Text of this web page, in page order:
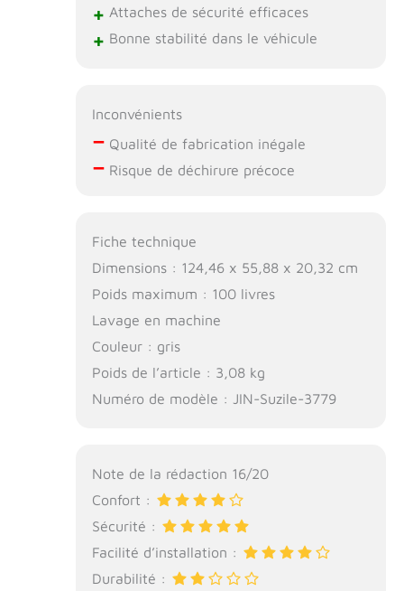
voiture pour chien
est équipé d'un
garantit que votre
animal de
s'agisse d'un long
séance de
nettoyage facile :
notre lit de voiture
amovible qui peut
être facilement
dézippée, il
permet un retrait
facile de l'éponge
et du coton PP ;
ensuite, il suffit de
+ Attaches de sécurité efficaces
+ Bonne stabilité dans le véhicule
Inconvénients
–Qualité de fabrication inégale
–Risque de déchirure précoce
Fiche technique
Dimensions : 124,46 x 55,88 x 20,32 cm
Poids maximum : 100 livres
Lavage en machine
Couleur : gris
Poids de l’article : 3,08 kg
Numéro de modèle : JIN-Suzile-3779
Note de la rédaction 16/20
Confort :
Sécurité :
Facilité d’installation :
Durabilité :